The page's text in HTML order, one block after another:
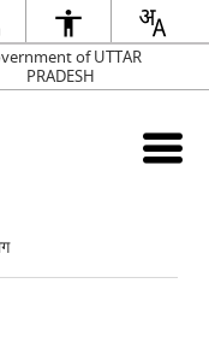
of UTTAR
PRADESH